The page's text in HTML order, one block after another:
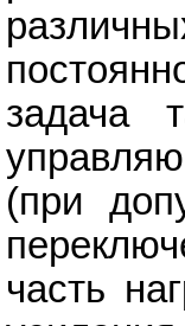
задача
(при
часть